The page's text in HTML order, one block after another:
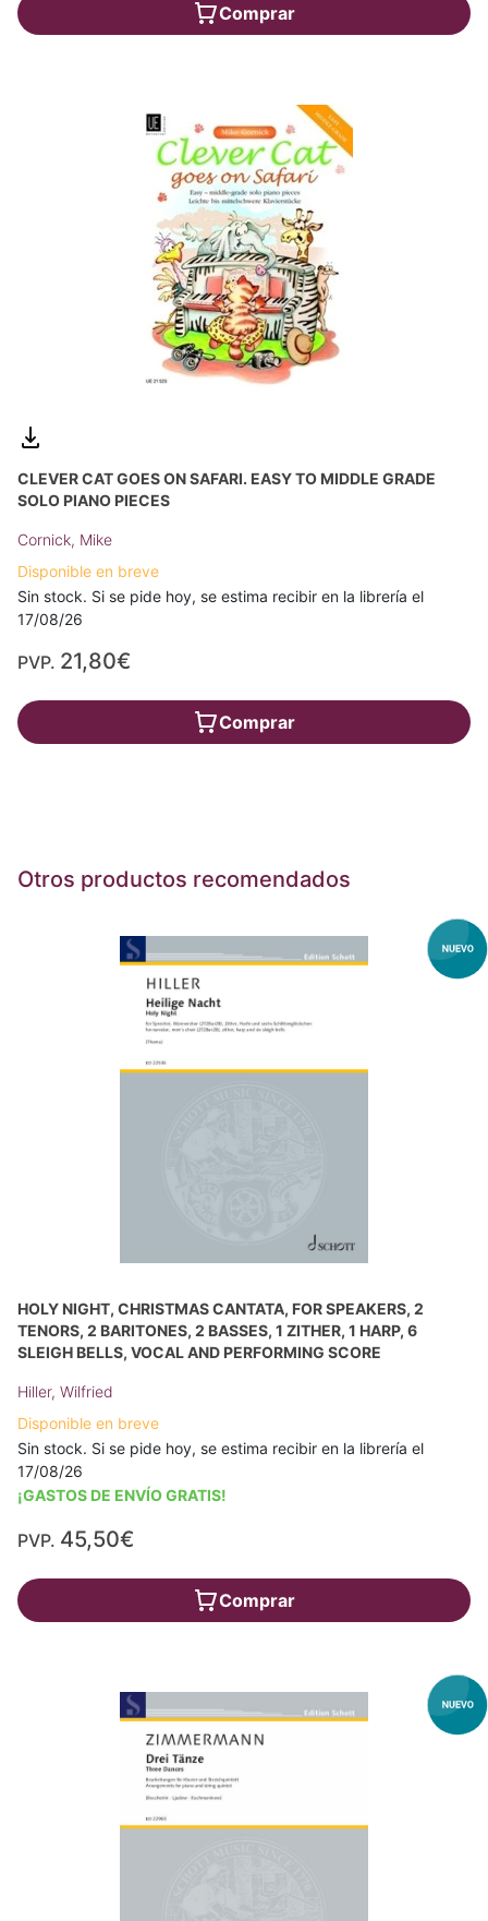
Comprar
CLEVER CAT GOES ON SAFARI. EASY TO MIDDLE GRADE
SOLO PIANO PIECES
Cornick, Mike
Disponible en breve
Sin stock. Si se pide hoy, se estima recibir en la librería el
17/08/26
PVP. 21,80€
Comprar
Otros productos recomendados
HOLY NIGHT, CHRISTMAS CANTATA, FOR SPEAKERS, 2
TENORS, 2 BARITONES, 2 BASSES, 1 ZITHER, 1 HARP, 6
SLEIGH BELLS, VOCAL AND PERFORMING SCORE
Hiller, Wilfried
Disponible en breve
Sin stock. Si se pide hoy, se estima recibir en la librería el
17/08/26
¡GASTOS DE ENVÍO GRATIS!
PVP. 45,50€
Comprar